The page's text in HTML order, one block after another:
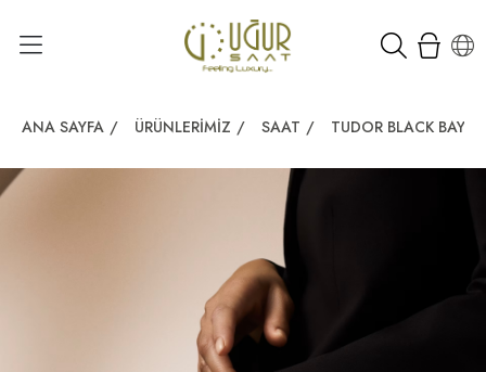
ANA SAYFA / ÜRÜNLERIMIZ / SAAT / TUDOR BLACK BAY 58